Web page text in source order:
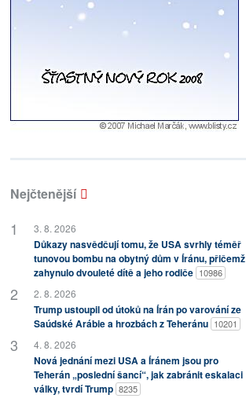
Nejčtenější
3. 8. 2026
Důkazy nasvědčují tomu, že USA svrhly téměř
tunovou bombu na obytný dům v Íránu, přičemž
zahynulo dvouleté dítě a jeho rodiče 10986
2. 8. 2026
Trump ustoupil od útoků na Írán po varování ze
Saúdské Arábie a hrozbách z Teheránu 10201
4. 8. 2026
Nová jednání mezi USA a Íránem jsou pro
Teherán „poslední šancí“, jak zabránit eskalaci
války, tvrdí Trump 8235